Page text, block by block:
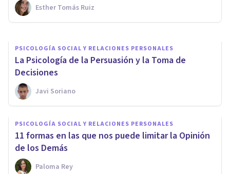
Esther Tomás Ruiz
Therapyside
PSICOLOGÍA SOCIAL Y RELACIONES PERSONALES
La Psicología de la Persuasión y la Toma de
Decisiones
Javi Soriano
PSICOLOGÍA SOCIAL Y RELACIONES PERSONALES
11 formas en las que nos puede limitar la Opinión
de los Demás
Paloma Rey